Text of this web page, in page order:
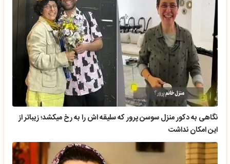
نگاهی به دکور منزل سوسن پرور که سلیقه اش را به رخ میکشد؛ زیباتر از
این امکان نداشت